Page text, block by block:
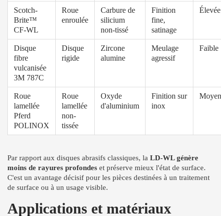
Scotch-
Brite™
CF-WL
Roue
enroulée
Carbure de
silicium
non-tissé
Finition
fine,
satinage
Élevée
Disque
fibre
vulcanisée
3M 787C
Disque
rigide
Zircone
alumine
Meulage
agressif
Faible
Roue
lamellée
Pferd
POLINOX
Roue
lamellée
non-
tissée
Oxyde
d'aluminium
Finition sur
inox
Par rapport aux disques abrasifs classiques, la LD-WL génère
moins de rayures profondes et préserve mieux l'état de surface.
C'est un avantage décisif pour les pièces destinées à un traitement
de surface ou à un usage visible.
Applications et matériaux